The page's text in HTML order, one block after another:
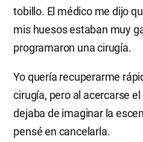
tobillo. El médico me dijo
mis huesos estaban muy
programaron una cirugía.
Yo quería recuperarme
cirugía, pero al acercarse
dejaba de imaginar la
pensé en cancelarla.